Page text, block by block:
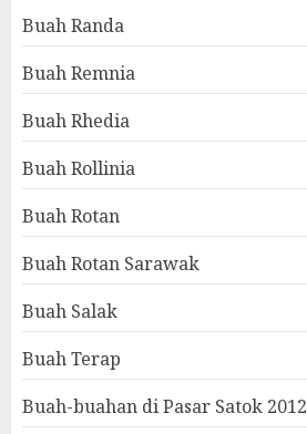
Buah Randa
Buah Remnia
Buah Rhedia
Buah Rollinia
Buah Rotan
Buah Rotan Sarawak
Buah Salak
Buah Terap
Buah-buahan di Pasar Satok 2012